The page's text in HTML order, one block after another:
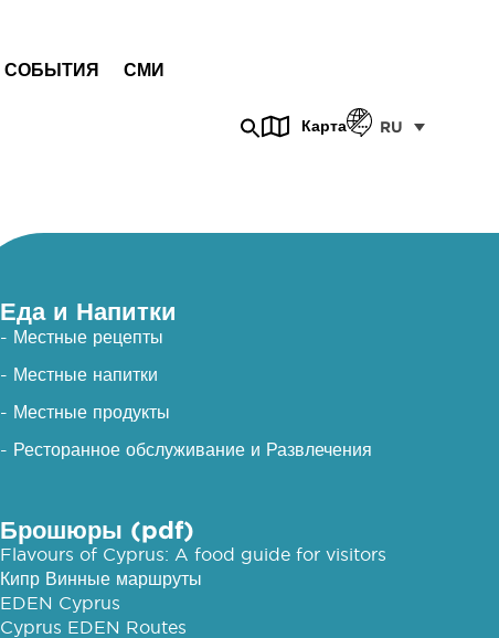
СОБЫТИЯ СМИ
Карта RU
Еда и Напитки
- Местные рецепты
- Местные напитки
- Местные продукты
- Ресторанное обслуживание и Развлечения
Брошюры (pdf)
Flavours of Cyprus: A food guide for visitors
Кипр Винные маршруты
EDEN Cyprus
Cyprus EDEN Routes